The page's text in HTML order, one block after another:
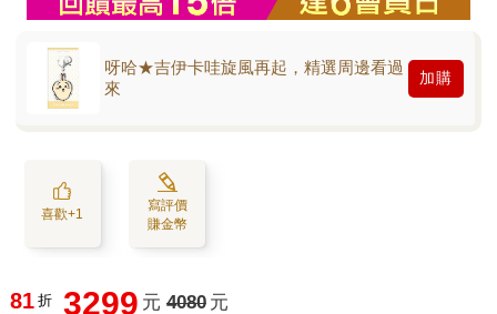
呀哈★吉伊卡哇旋風再起，精選周邊看過
來
加購
喜歡+1
寫評價
賺金幣
81 折 3299 元 4080 元